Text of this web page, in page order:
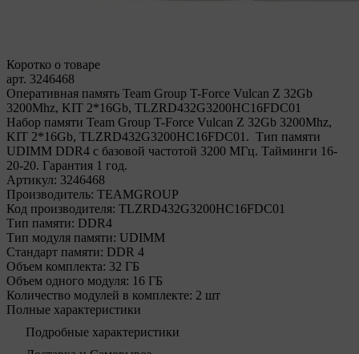
Коротко о товаре
арт. 3246468
Оперативная память Team Group T-Force Vulcan Z 32Gb
3200Mhz, KIT 2*16Gb, TLZRD432G3200HC16FDC01
Набор памяти Team Group T-Force Vulcan Z 32Gb 3200Mhz,
KIT 2*16Gb, TLZRD432G3200HC16FDC01. Тип памяти
UDIMM DDR4 с базовой частотой 3200 МГц. Тайминги 16-
20-20. Гарантия 1 год.
Артикул: 3246468
Производитель: TEAMGROUP
Код производителя: TLZRD432G3200HC16FDC01
Тип памяти: DDR4
Тип модуля памяти: UDIMM
Стандарт памяти: DDR 4
Объем комплекта: 32 ГБ
Объем одного модуля: 16 ГБ
Количество модулей в комплекте: 2 шт
Полные характеристики
Подробные характеристики